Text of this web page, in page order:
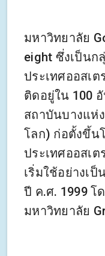
มหาวิทยาลัย
eight ซึ่งเป็น
ประเทศออสเ
ติดอยู่ใน 100
สถาบันบางแห่
โลก) ก่อตั้งขึ้น
ประเทศออสเต
เริ่มใช้อย่างเ
ปี ค.ศ. 1999 โ
มหาวิทยาลัย